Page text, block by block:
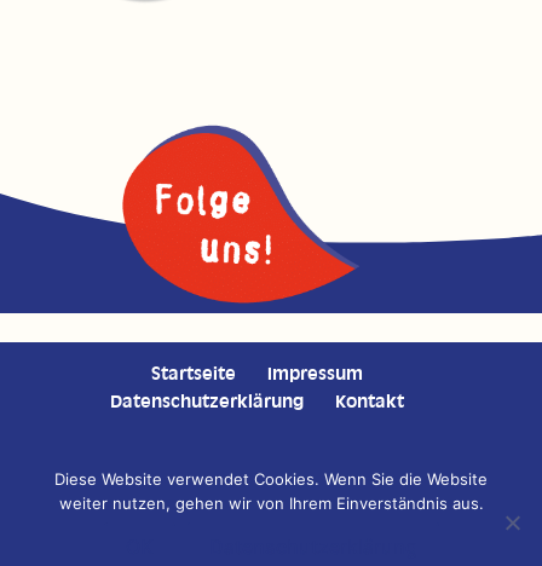
Startseite
Impressum
Datenschutzerklärung
Kontakt
Copyright © 2020 Auricher Süssmost GmbH | Konzeption,
Diese Website verwendet Cookies. Wenn Sie die Website
weiter nutzen, gehen wir von Ihrem Einverständnis aus.